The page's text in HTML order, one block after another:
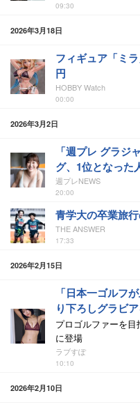
09:30
2026年3月18日
フィギュア「ミ
円
HOBBY Watch
00:00
2026年3月2日
「週プレ グラジ
グ、1位となった
週プレNEWS
20:00
青学大の卒業旅
THE ANSWER
17:33
2026年2月15日
「日本一ゴルフ
り下ろしグラビ
プロゴルファーを
に登場
ラブすぽ
10:10
2026年2月10日